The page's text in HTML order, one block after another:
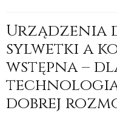
Urządzenia
sylwetki a
wstępna –
dobrej